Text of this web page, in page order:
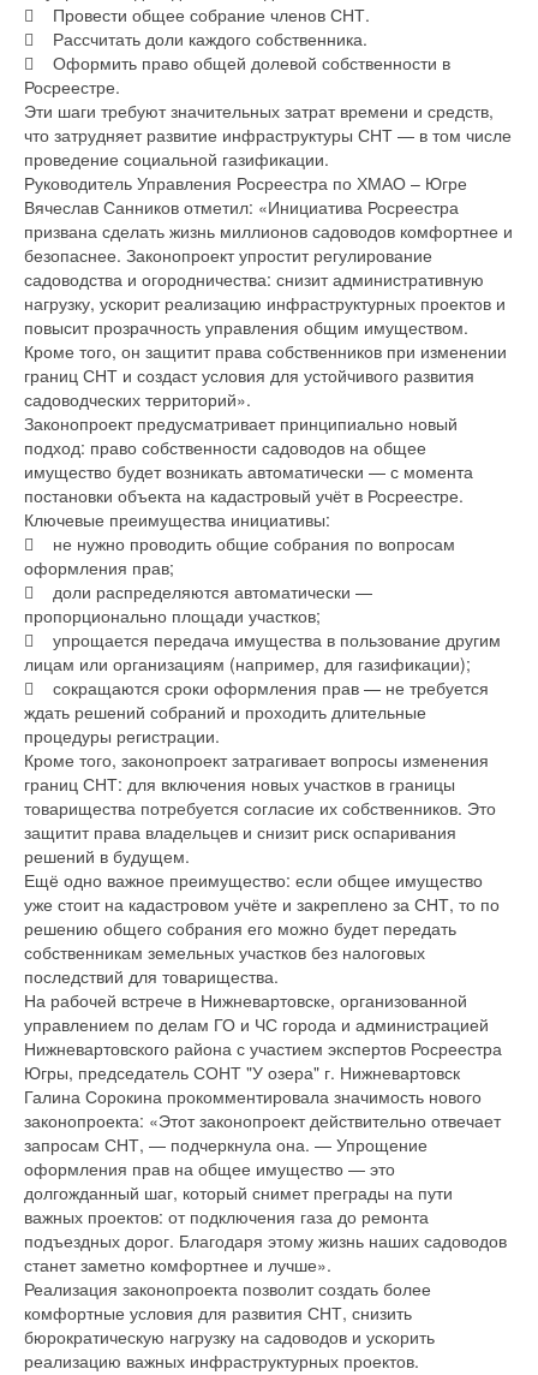
 Провести общее собрание членов СНТ.
 Рассчитать доли каждого собственника.
 Оформить право общей долевой собственности в
Росреестре.
Эти шаги требуют значительных затрат времени и средств,
что затрудняет развитие инфраструктуры СНТ — в том числе
проведение социальной газификации.
Руководитель Управления Росреестра по ХМАО – Югре
Вячеслав Санников отметил: «Инициатива Росреестра
призвана сделать жизнь миллионов садоводов комфортнее и
безопаснее. Законопроект упростит регулирование
садоводства и огородничества: снизит административную
нагрузку, ускорит реализацию инфраструктурных проектов и
повысит прозрачность управления общим имуществом.
Кроме того, он защитит права собственников при изменении
границ СНТ и создаст условия для устойчивого развития
садоводческих территорий».
Законопроект предусматривает принципиально новый
подход: право собственности садоводов на общее
имущество будет возникать автоматически — с момента
постановки объекта на кадастровый учёт в Росреестре.
Ключевые преимущества инициативы:
 не нужно проводить общие собрания по вопросам
оформления прав;
 доли распределяются автоматически —
пропорционально площади участков;
 упрощается передача имущества в пользование другим
лицам или организациям (например, для газификации);
 сокращаются сроки оформления прав — не требуется
ждать решений собраний и проходить длительные
процедуры регистрации.
Кроме того, законопроект затрагивает вопросы изменения
границ СНТ: для включения новых участков в границы
товарищества потребуется согласие их собственников. Это
защитит права владельцев и снизит риск оспаривания
решений в будущем.
Ещё одно важное преимущество: если общее имущество
уже стоит на кадастровом учёте и закреплено за СНТ, то по
решению общего собрания его можно будет передать
собственникам земельных участков без налоговых
последствий для товарищества.
На рабочей встрече в Нижневартовске, организованной
управлением по делам ГО и ЧС города и администрацией
Нижневартовского района с участием экспертов Росреестра
Югры, председатель СОНТ "У озера" г. Нижневартовск
Галина Сорокина прокомментировала значимость нового
законопроекта: «Этот законопроект действительно отвечает
запросам СНТ, — подчеркнула она. — Упрощение
оформления прав на общее имущество — это
долгожданный шаг, который снимет преграды на пути
важных проектов: от подключения газа до ремонта
подъездных дорог. Благодаря этому жизнь наших садоводов
станет заметно комфортнее и лучше».
Реализация законопроекта позволит создать более
комфортные условия для развития СНТ, снизить
бюрократическую нагрузку на садоводов и ускорить
реализацию важных инфраструктурных проектов.